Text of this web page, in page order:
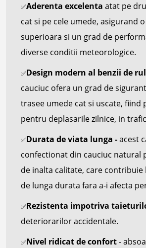
✅Aderenta excelenta atat pe
cat si pe cele umede, asigurand
superioara si un grad de
diverse conditii meteorologice.
✅Design modern al benzii de
cauciuc ofera un grad de
trasee umede cat si uscate, fiind
pentru deplasarile zilnice, in
✅Durata de viata lunga -acest
confectionat din cauciuc natural
de inalta calitate, care contribuie
de lunga durata fara a-i afecta
✅Rezistenta impotriva
deteriorarilor accidentale.
✅Nivel ridicat de confort-